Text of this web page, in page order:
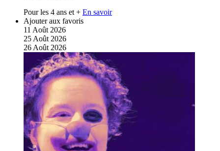
Pour les 4 ans et + En savoir
Ajouter aux favoris
11 Août 2026
25 Août 2026
26 Août 2026